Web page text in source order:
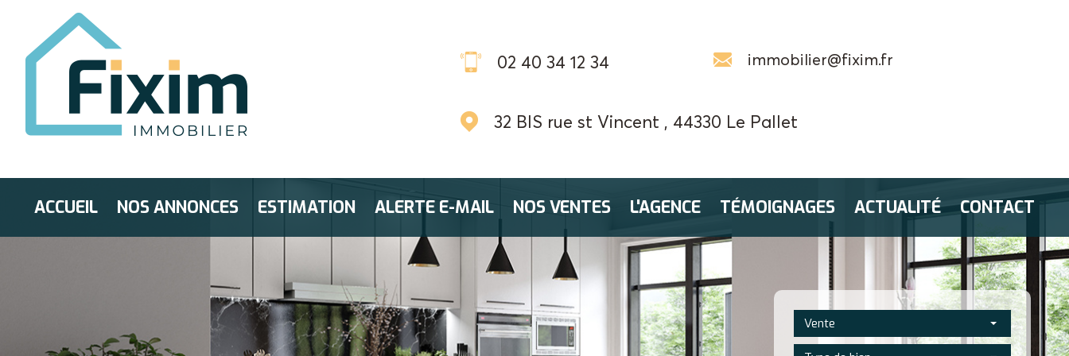
02 40 34 12 34 immobilier@fixim.fr
32 BIS rue st Vincent , 44330 Le Pallet
ACCUEIL NOS ANNONCES ESTIMATION ALERTE E-MAIL NOS VENTES L'AGENCE TÉMOIGNAGES ACTUALITÉ CONTACT
Vente